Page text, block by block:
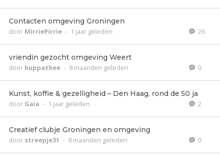
Contacten omgeving Groningen
door MirriePirrie - 1 jaar geleden 26
vriendin gezocht omgeving Weert
door huppathee - 8 maanden geleden 0
Kunst, koffie & gezelligheid – Den Haag, rond de 50 ja
door Gaia - 1 jaar geleden 2
Creatief clubje Groningen en omgeving
door streepje31 - 8 maanden geleden 0